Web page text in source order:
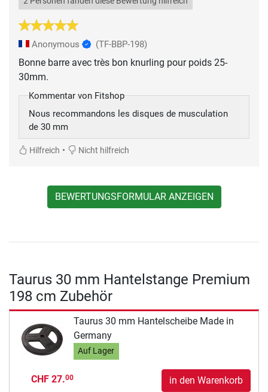
Anonymous (TF-BBP-198)
Bonne barre avec très bon knurling pour poids 25-
30mm.
Kommentar von Fitshop
Nous recommandons les disques de musculation
de 30 mm
Hilfreich • Nicht hilfreich
BEWERTUNGSFORMULAR ANZEIGEN
Taurus 30 mm Hantelstange Premium
198 cm Zubehör
Taurus 30 mm Hantelscheibe Made in
Germany
Auf Lager
CHF 27.00 in den Warenkorb